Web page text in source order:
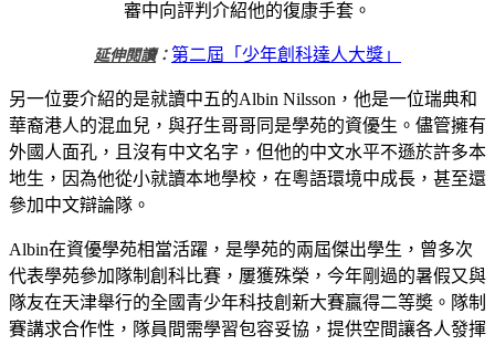
審中向評判介紹他的復康手套。
延伸閱讀：第二屆「少年創科達人大獎」
另一位要介紹的是就讀中五的Albin Nilsson，他是一位瑞典和
華裔港人的混血兒，與孖生哥哥同是學苑的資優生。儘管擁有
外國人面孔，且沒有中文名字，但他的中文水平不遜於許多本
地生，因為他從小就讀本地學校，在粵語環境中成長，甚至還
參加中文辯論隊。
Albin在資優學苑相當活躍，是學苑的兩屆傑出學生，曾多次
代表學苑參加隊制創科比賽，屢獲殊榮，今年剛過的暑假又與
隊友在天津舉行的全國青少年科技創新大賽贏得二等奬。隊制
賽講求合作性，隊員間需學習包容妥協，提供空間讓各人發揮